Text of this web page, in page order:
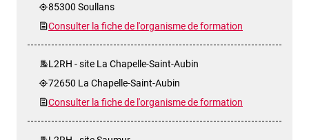
85300 Soullans
Consulter la fiche de l'organisme de formation
L2RH - site La Chapelle-Saint-Aubin
72650 La Chapelle-Saint-Aubin
Consulter la fiche de l'organisme de formation